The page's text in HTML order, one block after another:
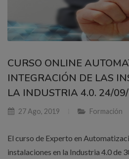
CURSO ONLINE
INTEGRACIÓN DE LAS
LA INDUSTRIA 4.0. 24/
27 Ago, 2019 Formación
El curso de Experto en
instalaciones en la Industria 4.0 de